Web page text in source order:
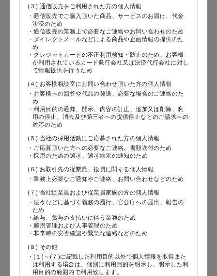
(３) 通信販売をご利用された方の個人情報
・通信販売でご購入頂いた商品、サービスのお届け、代金
決済のため
・通信販売の業務上で必要なご連絡やお問い合わせのため
・ダイレクトメールなどによる商品や企画情報の提供のた
め
・クレジットカードの不正利用検知・防止のため、お客様
が利用されているカード発行会社又は決済代行会社に対し
て情報提供を行うため
(４) お客様相談室にお問い合わせ頂いた方の個人情報
・お客様への回答や代品の発送、必要な場合のご連絡のた
め
・利用目的の通知、開示、内容の訂正、追加又は削除、利
用の停止、消去及び第三者への提供停止などのご請求への
対応のため
(５) 当社の採用活動にご応募された方の個人情報
・ご応募頂いた方への必要なご連絡、書類送付のため
・採用のための選考、選考結果の通知のため
(６) お取引先の従業員、役員に関する個人情報
・業務上必要なご通知やご連絡、お問い合わせなどのため
(７) 当社従業員および従業員家族の方の個人情報
・法令などに基づく義務の履行、官公庁への届出、報告の
ため
・給与、賞与の支払いに伴う業務のため
・雇用管理および人事管理のため
・非常時の安否確認や緊急な連絡などのため
(８) その他
・(１)～(７)に記載した利用目的以外で個人情報を取得また
は利用する場合は、個別に利用目的を明示し、明示した利
用目的の範囲内で利用致します。
電話番号
メールアドレス
郵便番号
都道府県
市区郡